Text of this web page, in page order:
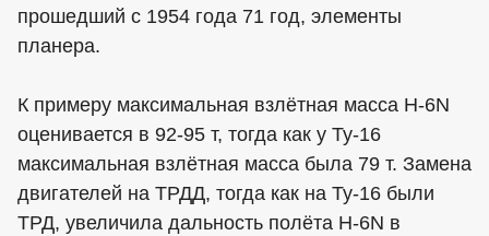
прошедший с 1954 года 71 год, элементы
планера.
К примеру максимальная взлётная масса H-6N
оценивается в 92-95 т, тогда как у Ту-16
максимальная взлётная масса была 79 т. Замена
двигателей на ТРДД, тогда как на Ту-16 были
ТРД, увеличила дальность полёта H-6N в